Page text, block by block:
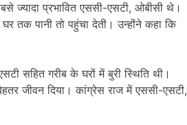
प्रभावित एससी-एसटी, ओबीसी थे।
तक पानी तो पहुंचा देती। उन्होंने कहा कि
सहित गरीब के घरों में बुरी स्थिति थी।
जीवन दिया। कांग्रेस राज में एससी-एसटी,